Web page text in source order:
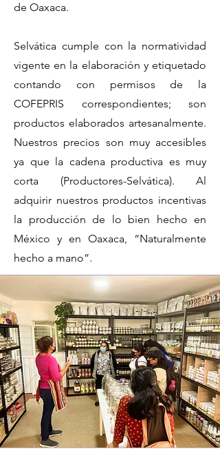
de Oaxaca.
Selvática cumple con la normatividad
vigente en la elaboración y etiquetado
contando con permisos de la
COFEPRIS correspondientes; son
productos elaborados artesanalmente.
Nuestros precios son muy accesibles
ya que la cadena productiva es muy
corta (Productores-Selvática). Al
adquirir nuestros productos incentivas
la producción de lo bien hecho en
México y en Oaxaca, “Naturalmente
hecho a mano”.